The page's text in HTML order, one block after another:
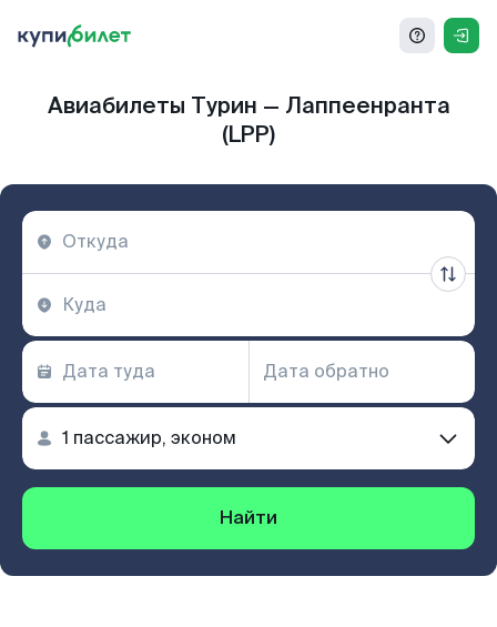
Авиабилеты Турин — Лаппеенранта
(LPP)
Найти